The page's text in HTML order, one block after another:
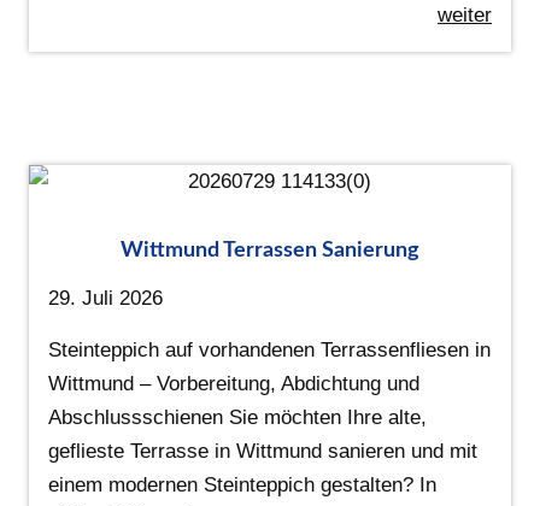
weiter
Wittmund Terrassen Sanierung
29. Juli 2026
Steinteppich auf vorhandenen Terrassenfliesen in
Wittmund – Vorbereitung, Abdichtung und
Abschlussschienen Sie möchten Ihre alte,
geflieste Terrasse in Wittmund sanieren und mit
einem modernen Steinteppich gestalten? In